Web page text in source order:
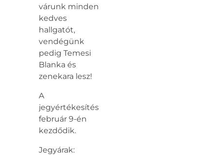
várunk minden
kedves
hallgatót,
vendégünk
pedig Temesi
Blanka és
zenekara lesz!
A
jegyértékesítés
február 9-én
kezdődik.
Jegyárak: